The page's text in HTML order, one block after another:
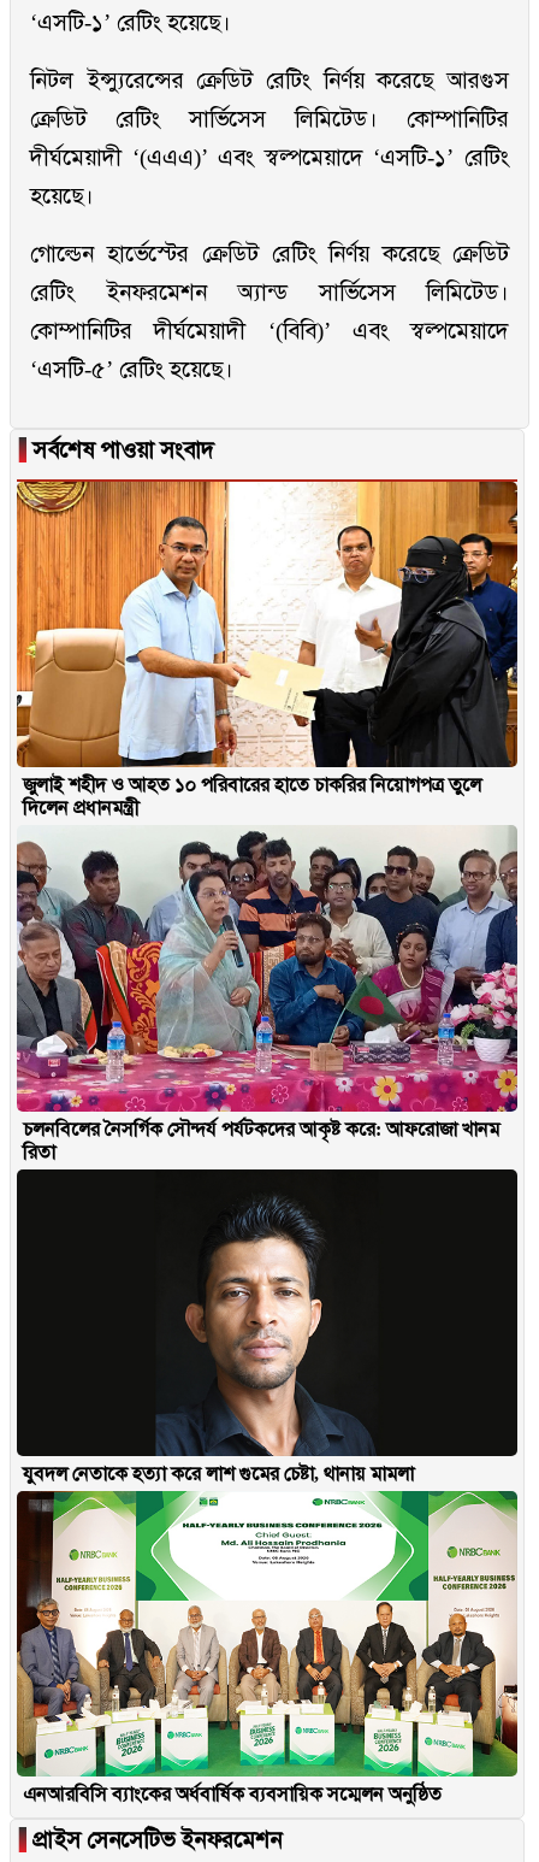
‘এসটি-১’ রেটিং হয়েছে।
নিটল ইন্স্যুরেন্সের ক্রেডিট রেটিং নির্ণয় করেছে আরগুস
ক্রেডিট রেটিং সার্ভিসেস লিমিটেড। কোম্পানিটির
দীর্ঘমেয়াদী ‘(এএএ)’ এবং স্বল্পমেয়াদে ‘এসটি-১’ রেটিং
হয়েছে।
গোল্ডেন হার্ভেস্টের ক্রেডিট রেটিং নির্ণয় করেছে ক্রেডিট
রেটিং ইনফরমেশন অ্যান্ড সার্ভিসেস লিমিটেড।
কোম্পানিটির দীর্ঘমেয়াদী ‘(বিবি)’ এবং স্বল্পমেয়াদে
‘এসটি-৫’ রেটিং হয়েছে।
▐সর্বশেষ পাওয়া সংবাদ
জুলাই শহীদ ও আহত ১০ পরিবারের হাতে চাকরির নিয়োগপত্র তুলে
দিলেন প্রধানমন্ত্রী
চলনবিলের নৈসর্গিক সৌন্দর্য পর্যটকদের আকৃষ্ট করে: আফরোজা খানম
রিতা
যুবদল নেতাকে হত্যা করে লাশ গুমের চেষ্টা, থানায় মামলা
এনআরবিসি ব্যাংকের অর্ধবার্ষিক ব্যবসায়িক সম্মেলন অনুষ্ঠিত
▐ প্রাইস সেনসেটিভ ইনফরমেশন